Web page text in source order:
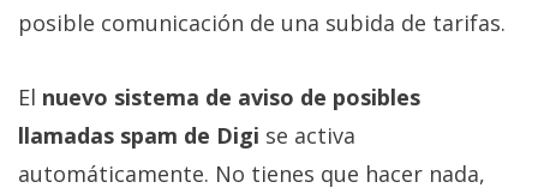
posible comunicación de una subida de tarifas.
El nuevo sistema de aviso de posibles
llamadas spam de Digi se activa
automáticamente. No tienes que hacer nada,